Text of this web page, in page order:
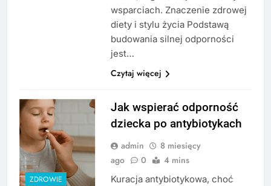
wsparciach. Znaczenie zdrowej
diety i stylu życia Podstawą
budowania silnej odporności
jest…
Czytaj więcej
ZDROWIE
Jak wspierać odporność
dziecka po antybiotykach
admin
8 miesięcy
ago
0 4 mins
Kuracja antybiotykowa, choć